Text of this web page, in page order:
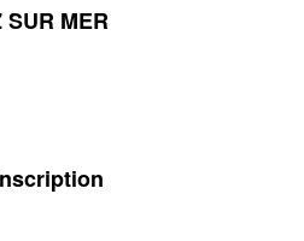
MER